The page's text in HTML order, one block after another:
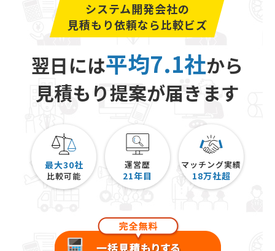
システム開発会社の
見積もり依頼なら比較ビズ
翌日には平均7.1社から
見積もり提案が届きます
最大30社
比較可能
運営歴
21年目
マッチング実績
18万社超